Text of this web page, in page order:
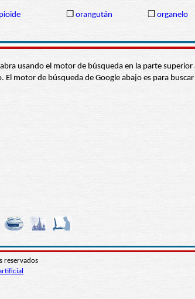
❒ orangután ❒ organelo
usando el motor de búsqueda en la parte superior
motor de búsqueda de Google abajo es para
reservados